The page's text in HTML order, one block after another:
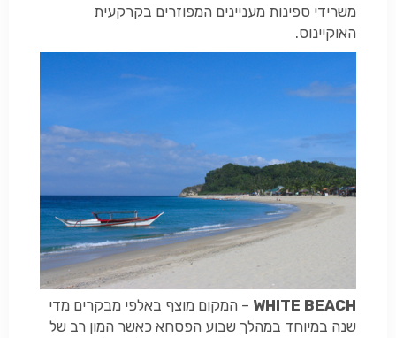
משרידי ספינות מעניינים המפוזרים בקרקעית
האוקיינוס.
WHITE BEACH – המקום מוצף באלפי מבקרים מדי
שנה במיוחד במהלך שבוע הפסחא כאשר המון רב של